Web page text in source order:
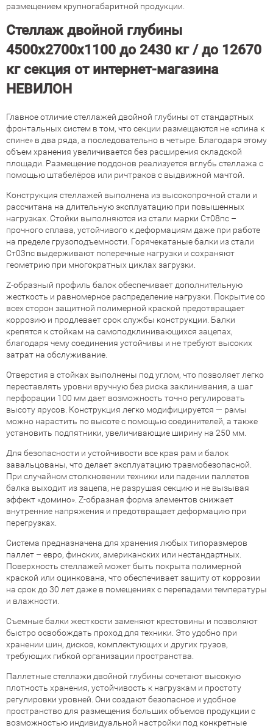
размещением крупногабаритной продукции.
Стеллаж двойной глубины
4500х2700х1100 до 2430 кг / до 12670
кг секция от интернет-магазина
НЕВИЛОН
Главное отличие стеллажей двойной глубины от стандартных
фронтальных систем в том, что секции размещаются не «спина к
спине» в два ряда, а последовательно в четыре. Благодаря этому
объем хранения увеличивается без расширения складской
площади. Размещение поддонов реализуется вглубь стеллажа с
помощью штабелёров или ричтраков с выдвижной мачтой.
Конструкция стеллажей выполнена из высокопрочной стали и
рассчитана на длительную эксплуатацию при повышенных
нагрузках. Стойки выполняются из стали марки Ст08пс –
прочного сплава, устойчивого к деформациям даже при работе
на пределе грузоподъемности. Горячекатаные балки из стали
Ст03пс выдерживают поперечные нагрузки и сохраняют
геометрию при многократных циклаx загрузки.
Z-образный профиль балок обеспечивает дополнительную
жесткость и равномерное распределение нагрузки. Покрытие со
всех сторон защитной полимерной краской предотвращает
коррозию и продлевает срок службы конструкции. Балки
крепятся к стойкам на самоподклинивающихся зацепах,
благодаря чему соединения устойчивы и не требуют высоких
затрат на обслуживание.
Отверстия в стойках выполнены под углом, что позволяет легко
переставлять уровни вручную без риска заклинивания, а шаг
перфорации 100 мм дает возможность точно регулировать
высоту ярусов. Конструкция легко модифицируется — рамы
можно нарастить по высоте с помощью соединителей, а также
установить подпятники, увеличивающие ширину на 250 мм.
Для безопасности и устойчивости все края рам и балок
завальцованы, что делает эксплуатацию травмобезопасной.
При случайном столкновении техники или падении паллетов
балка выходит из зацепа, не разрушая секцию и не вызывая
эффект «домино». Z-образная форма элементов снижает
внутренние напряжения и предотвращает деформацию при
перегрузках.
Система предназначена для хранения любых типоразмеров
паллет – евро, финских, американских или нестандартных.
Поверхность стеллажей может быть покрыта полимерной
краской или оцинкована, что обеспечивает защиту от коррозии
на срок до 30 лет даже в помещениях с перепадами температуры
и влажности.
Съемные балки жесткости заменяют крестовины и позволяют
быстро освобождать проход для техники. Это удобно при
хранении шин, дисков, комплектующих и других грузов,
требующих гибкой организации пространства.
Паллетные стеллажи двойной глубины сочетают высокую
плотность хранения, устойчивость к нагрузкам и простоту
регулировки уровней. Они создают безопасное и удобное
пространство для размещения больших объемов продукции с
возможностью индивидуальной настройки под конкретные